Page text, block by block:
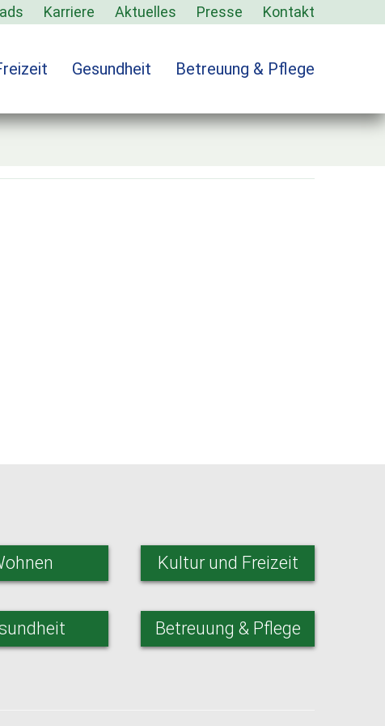
Karriere Aktuelles Presse Kontakt
Gesundheit Betreuung & Pflege
Kultur und Freizeit
Betreuung & Pflege